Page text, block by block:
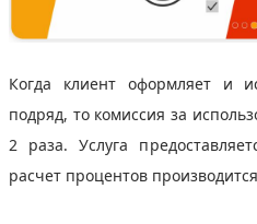
Когда клиент оформляет и
подряд, то комиссия за
2 раза. Услуга
расчет процентов